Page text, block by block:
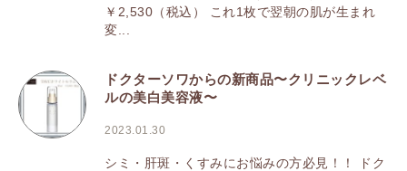
￥2,530（税込） これ1枚で翌朝の肌が生まれ
変...
ドクターソワからの新商品〜クリニックレベ
ルの美白美容液〜
2023.01.30
シミ・肝斑・くすみにお悩みの方必見！！ ドク